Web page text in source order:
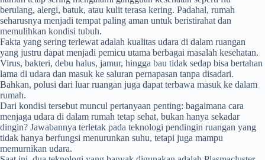
berulang, alergi, batuk, atau kulit terasa kering. Padahal, rumah
seharusnya menjadi tempat paling aman untuk beristirahat dan
memulihkan kondisi tubuh.
Fakta yang sering terlewat adalah kualitas udara di dalam ruangan
yang justru dapat menjadi pemicu utama berbagai masalah kesehatan.
Virus, bakteri, debu halus, jamur, hingga bau tidak sedap bisa bertahan
lama di udara dan masuk ke saluran pernapasan tanpa disadari.
Bahkan, polusi dari luar ruangan juga dapat terbawa masuk ke dalam
rumah.
Dari kondisi tersebut muncul pertanyaan penting: bagaimana cara
menjaga udara di dalam rumah tetap sehat, bukan hanya sekadar
dingin? Jawabannya terletak pada teknologi pendingin ruangan yang
tidak hanya berfungsi menurunkan suhu, tetapi juga mampu
memurnikan udara.